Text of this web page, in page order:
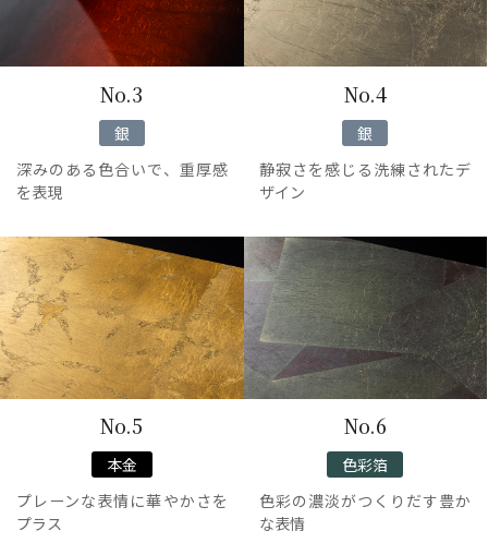
No.3
銀
深みのある色合いで、重厚感
を表現
No.4
銀
静寂さを感じる洗練されたデ
ザイン
No.5
本金
プレーンな表情に華やかさを
プラス
No.6
色彩箔
色彩の濃淡がつくりだす豊か
な表情